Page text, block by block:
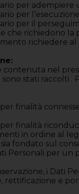
per
per
per il
che richiedono la
richiedere
contenuta nel
stati raccolti
finalità
finalità
in ordine al
fondato sul
Personali per
i Dati
rettificazione e